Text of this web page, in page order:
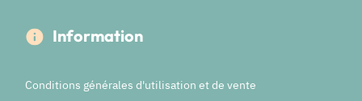
Information
Conditions générales d'utilisation et de vente